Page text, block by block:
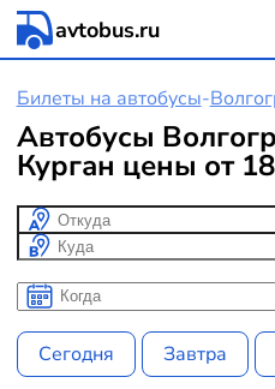
avtobus.ru
Билеты на автобусы-
Автобусы
Курган цены от
Откуда
Куда
Когда
Когда
Сегодня Завтра